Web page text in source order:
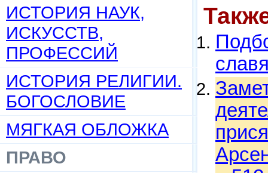
ИСТОРИЯ НАУК,
ИСКУССТВ,
ПРОФЕССИЙ
ИСТОРИЯ РЕЛИГИИ.
БОГОСЛОВИЕ
МЯГКАЯ ОБЛОЖКА
ПРАВО